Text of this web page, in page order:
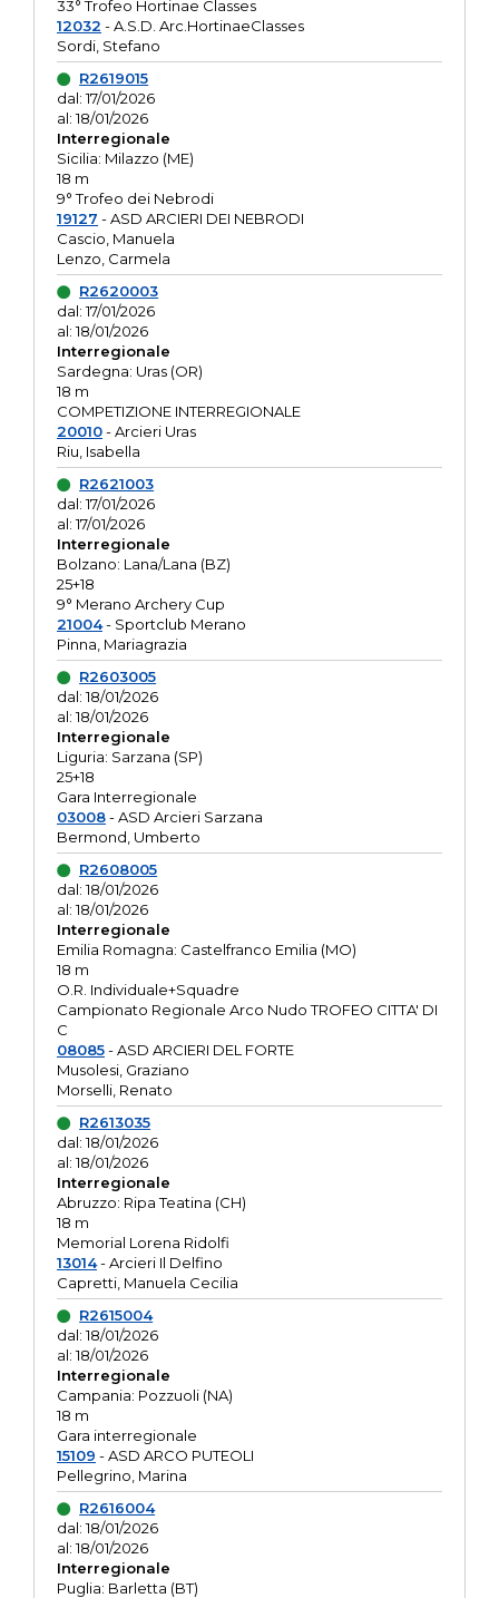
33° Trofeo Hortinae Classes
12032 - A.S.D. Arc.HortinaeClasses
Sordi, Stefano
R2619015
dal: 17/01/2026
al: 18/01/2026
Interregionale
Sicilia: Milazzo (ME)
18 m
9° Trofeo dei Nebrodi
19127 - ASD ARCIERI DEI NEBRODI
Cascio, Manuela
Lenzo, Carmela
R2620003
dal: 17/01/2026
al: 18/01/2026
Interregionale
Sardegna: Uras (OR)
18 m
COMPETIZIONE INTERREGIONALE
20010- Arcieri Uras
Riu, Isabella
R2621003
dal: 17/01/2026
al: 17/01/2026
Interregionale
Bolzano: Lana/Lana (BZ)
25+18
9° Merano Archery Cup
21004- Sportclub Merano
Pinna, Mariagrazia
R2603005
dal: 18/01/2026
al: 18/01/2026
Interregionale
Liguria: Sarzana (SP)
25+18
Gara Interregionale
03008- ASD Arcieri Sarzana
Bermond, Umberto
R2608005
dal: 18/01/2026
al: 18/01/2026
Interregionale
Emilia Romagna: Castelfranco Emilia (MO)
18 m
O.R. Individuale+Squadre
Campionato Regionale Arco Nudo TROFEO CITTA' DI
C
08085- ASD ARCIERI DEL FORTE
Musolesi, Graziano
Morselli, Renato
R2613035
dal: 18/01/2026
al: 18/01/2026
Interregionale
Abruzzo: Ripa Teatina (CH)
18 m
Memorial Lorena Ridolfi
13014- Arcieri Il Delfino
Capretti, Manuela Cecilia
R2615004
dal: 18/01/2026
al: 18/01/2026
Interregionale
Campania: Pozzuoli (NA)
18 m
Gara interregionale
15109 - ASD ARCO PUTEOLI
Pellegrino, Marina
R2616004
dal: 18/01/2026
al: 18/01/2026
Interregionale
Puglia: Barletta (BT)